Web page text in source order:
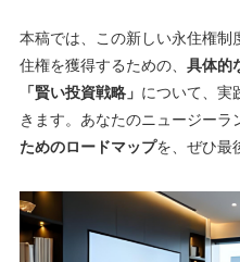
本稿では、この新しい永住権制
住権を獲得するための、 具体的
「賢い投資戦略」 について、実
きます。あなたのニュージーラ
ためのロードマップを、ぜひ最